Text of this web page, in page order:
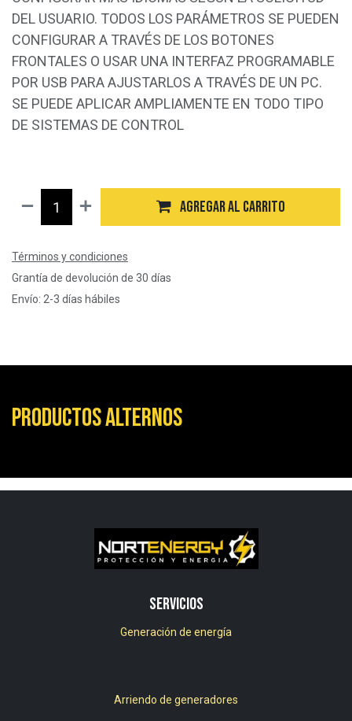
DEL USUARIO. TODOS LOS PARÁMETROS SE PUEDEN
CONFIGURAR A TRAVÉS DE LOS BOTONES
FRONTALES O USAR UNA INTERFAZ PROGRAMABLE
POR USB PARA AJUSTARLOS A TRAVÉS DE UN PC.
SE PUEDE APLICAR AMPLIAMENTE EN TODO TIPO
DE SISTEMAS DE CONTROL
Agregar al carrito
Términos y condiciones
Grantía de devolución de 30 días
Envío: 2-3 días hábiles
Productos alternos
Servicios
Generación de energía
Arriendo de generadores